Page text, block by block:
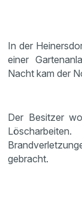
In der
einer
Nacht kam der
Der Besitzer
gebracht.